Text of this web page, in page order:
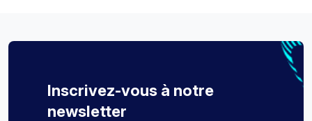
Inscrivez-vous à notre
newsletter